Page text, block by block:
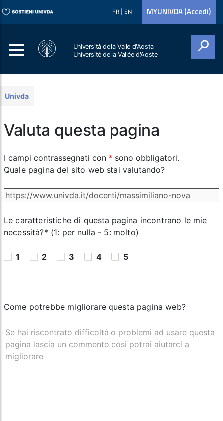
FR EN MYUNIVDA (Accedi)
Università della Valle d'Aosta
Université de la Vallée d'Aoste
Univda
Valuta questa pagina
I campi contrassegnati con * sono obbligatori.
Quale pagina del sito web stai valutando?
Le caratteristiche di questa pagina incontrano le mie
necessità?* (1: per nulla - 5: molto)
1 2 3 4 5
Come potrebbe migliorare questa pagina web?